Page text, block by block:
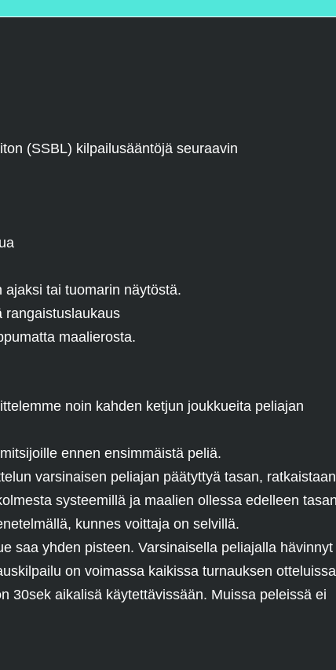
(SSBL) kilpailusääntöjä seuraavin
tai tuomarin näytöstä.
rangaistuslaukaus
maalierosta.
noin kahden ketjun joukkueita peliajan
ennen ensimmäistä peliä.
varsinaisen peliajan päätyttyä tasan, ratkaistaan
systeemillä ja maalien ollessa edelleen
kunnes voittaja on selvillä.
saa yhden pisteen. Varsinaisella peliajalla hävinnyt
on voimassa kaikissa turnauksen
30sek aikalisä käytettävissään. Muissa peleissä ei